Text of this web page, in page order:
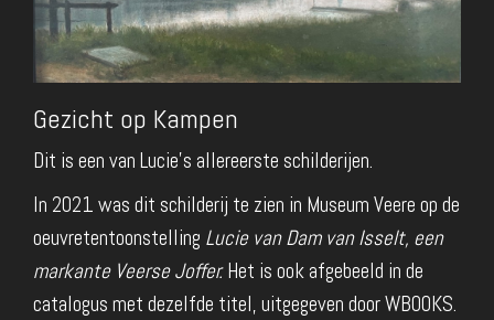
Gezicht op Kampen
Dit is een van Lucie's allereerste schilderijen.
In 2021 was dit schilderij te zien in Museum Veere op de
oeuvretentoonstelling Lucie van Dam van Isselt, een
markante Veerse Joffer.Het is ook afgebeeld in de
catalogus met dezelfde titel, uitgegeven door WBOOKS.